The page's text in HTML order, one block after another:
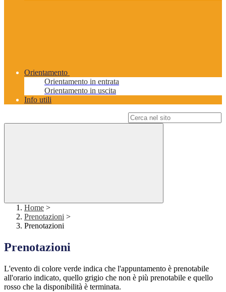
Orientamento
Orientamento in entrata
Orientamento in uscita
Info utili
Home >
Prenotazioni >
Prenotazioni
Prenotazioni
L'evento di colore verde indica che l'appuntamento è prenotabile
all'orario indicato, quello grigio che non è più prenotabile e quello
rosso che la disponibilità è terminata.